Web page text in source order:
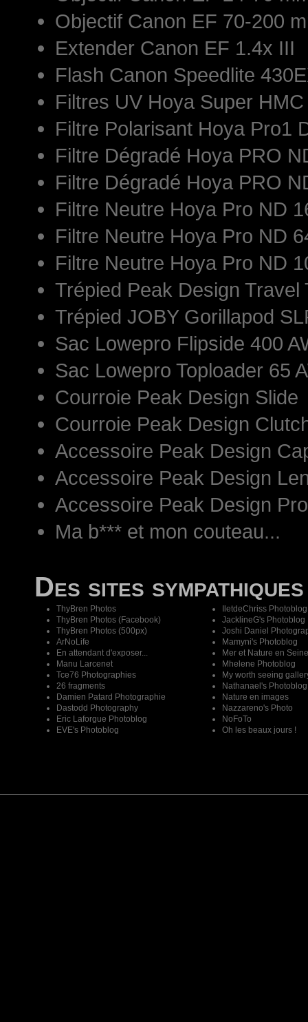
Objectif Canon EF 70-200
Extender Canon EF 1.4x III
Flash Canon Speedlite
Filtres UV Hoya Super
Filtre Polarisant Hoya Pro1
Filtre Dégradé Hoya PRO
Filtre Dégradé Hoya PRO
Filtre Neutre Hoya Pro ND
Filtre Neutre Hoya Pro ND
Filtre Neutre Hoya Pro ND
Trépied Peak Design Travel
Trépied JOBY Gorillapod
Sac Lowepro Flipside 400
Sac Lowepro Toploader 65
Courroie Peak Design Slide
Courroie Peak Design
Accessoire Peak Design
Accessoire Peak Design
Accessoire Peak Design
Ma b*** et mon couteau...
Des sites sympathiques
ThyBren Photos
ThyBren Photos (Facebook)
ThyBren Photos (500px)
ArNoLife
En attendant d'exposer...
Manu Larcenet
Tce76 Photographies
26 fragments
Damien Patard Photographie
Dastodd Photography
Eric Laforgue Photoblog
EVE's Photoblog
IletdeChriss Photoblog
JacklineG's Photoblog
Joshi Daniel
Mamyni's Photoblog
Mer et Nature en Seine
Mhelene Photoblog
My worth seeing
Nathanael's Photoblog
Nature en images
Nazzareno's Photo
NoFoTo
Oh les beaux jours !